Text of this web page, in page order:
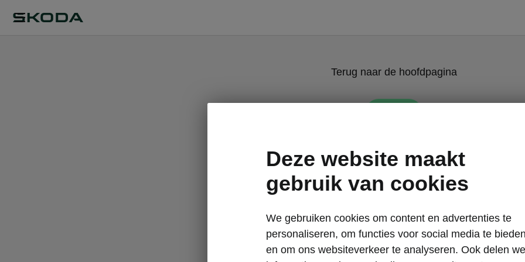
Terug naar de hoofdpagina
Škoda Karoq
Škoda
Deze website maakt
gebruik van cookies
We gebruiken cookies om content en advertenties te
personaliseren, om functies voor social media te bieden
en om ons websiteverkeer te analyseren. Ook delen we